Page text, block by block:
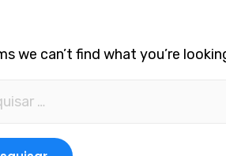
we can’t find what you’re